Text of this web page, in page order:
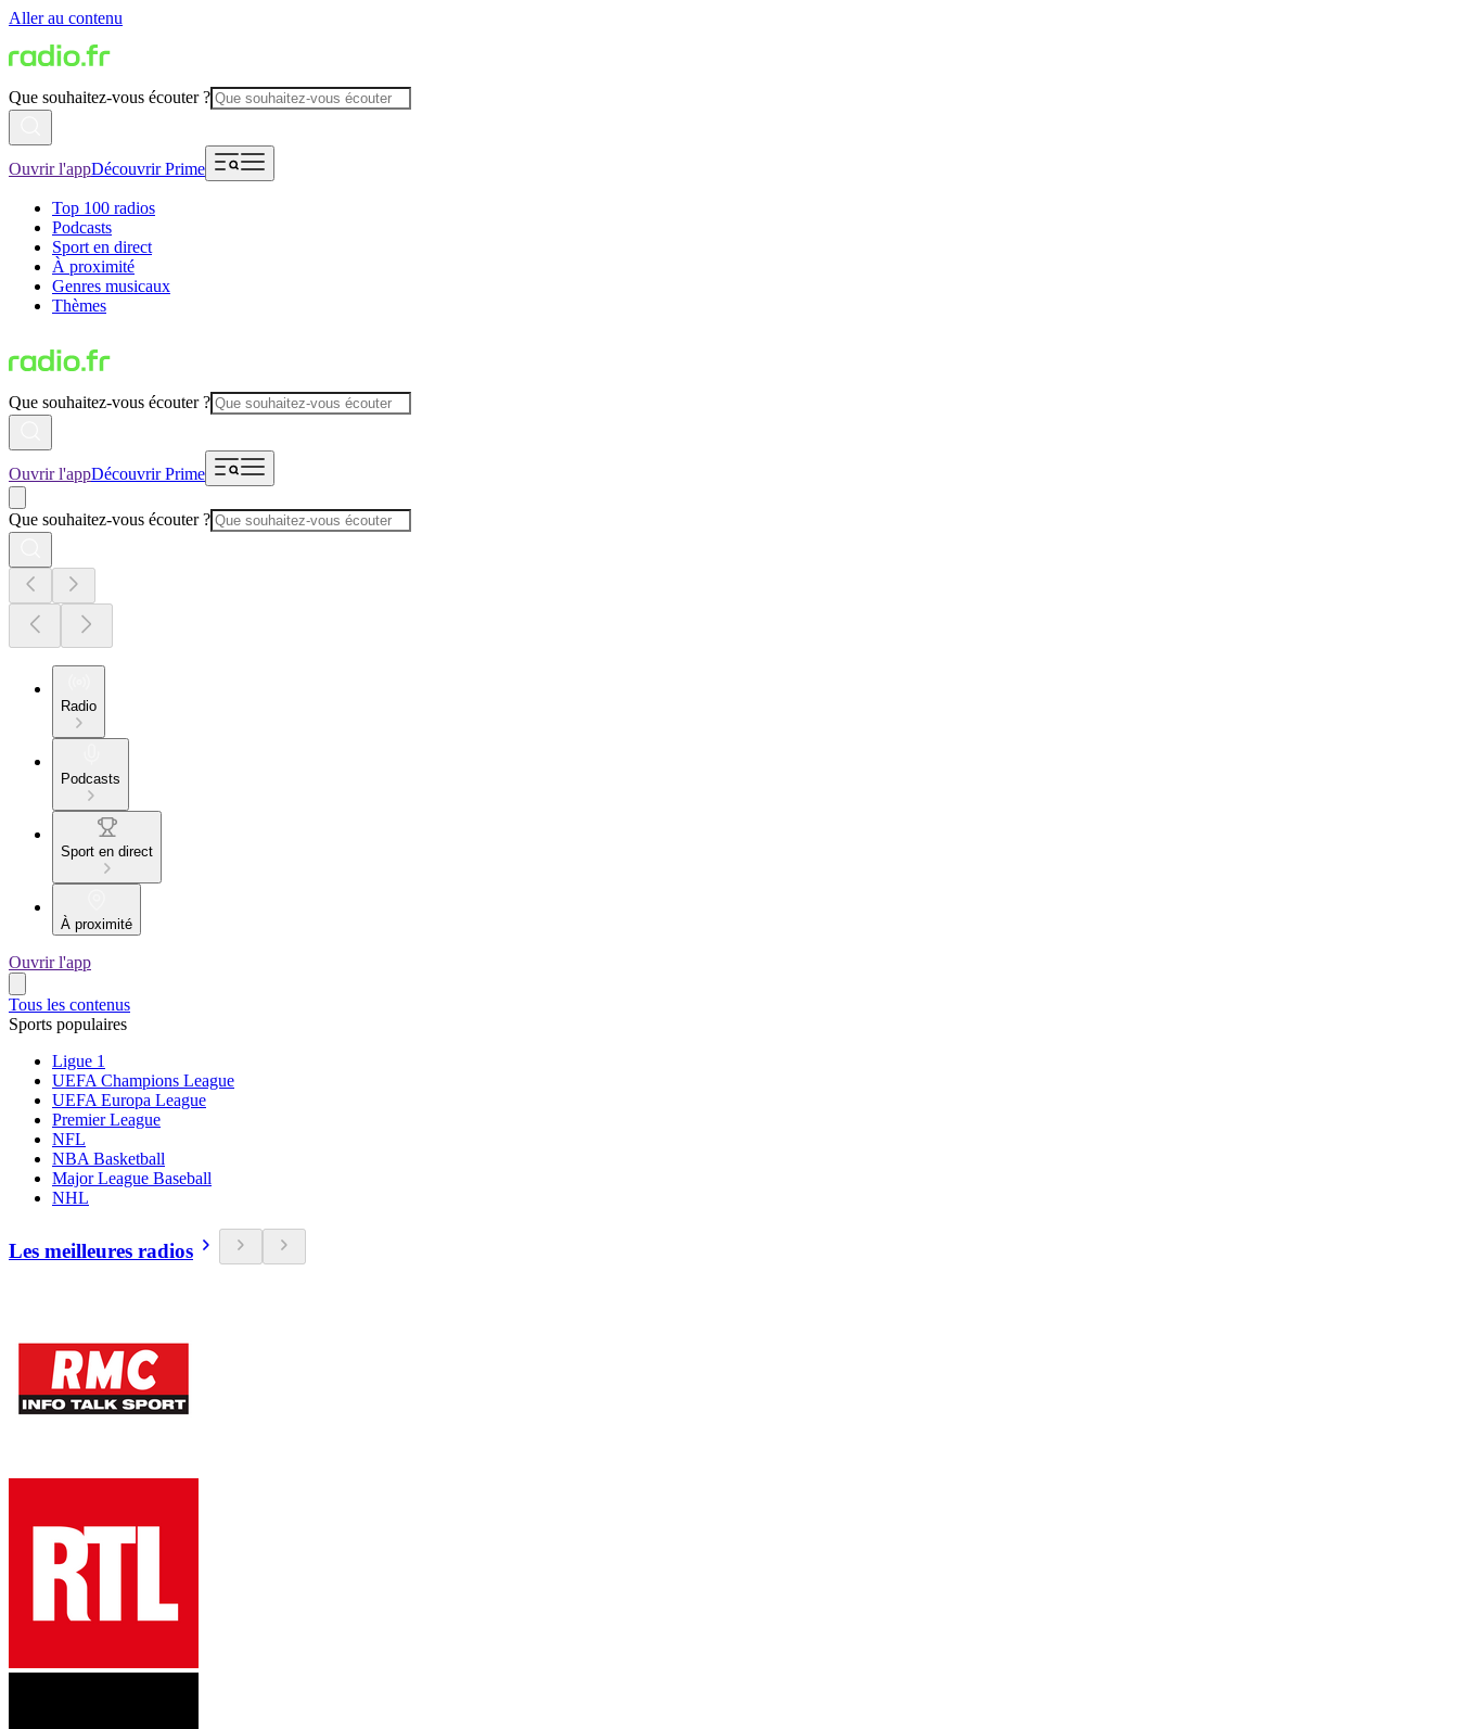
Aller au contenu
Que souhaitez-vous écouter ?
Ouvrir l'appDécouvrir Prime
Top 100 radios
Podcasts
Sport en direct
À proximité
Genres musicaux
Thèmes
Que souhaitez-vous écouter ?
Ouvrir l'appDécouvrir Prime
Que souhaitez-vous écouter ?
Radio
Podcasts
Sport en direct
À proximité
Ouvrir l'app
Tous les contenus
Sports populaires
Ligue 1
UEFA Champions League
UEFA Europa League
Premier League
NFL
NBA Basketball
Major League Baseball
NHL
Les meilleures radios